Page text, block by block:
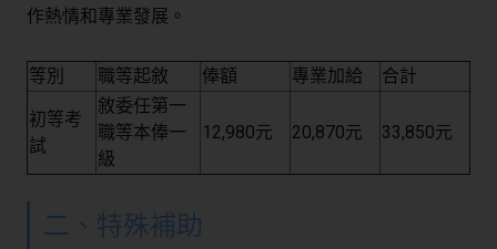
作熱情和專業發展。
等別 職等起敘 俸額 專業加給 合計
初等考
試
敘委任第一
職等本俸一
級
12,980元 20,870元 33,850元
二、特殊補助